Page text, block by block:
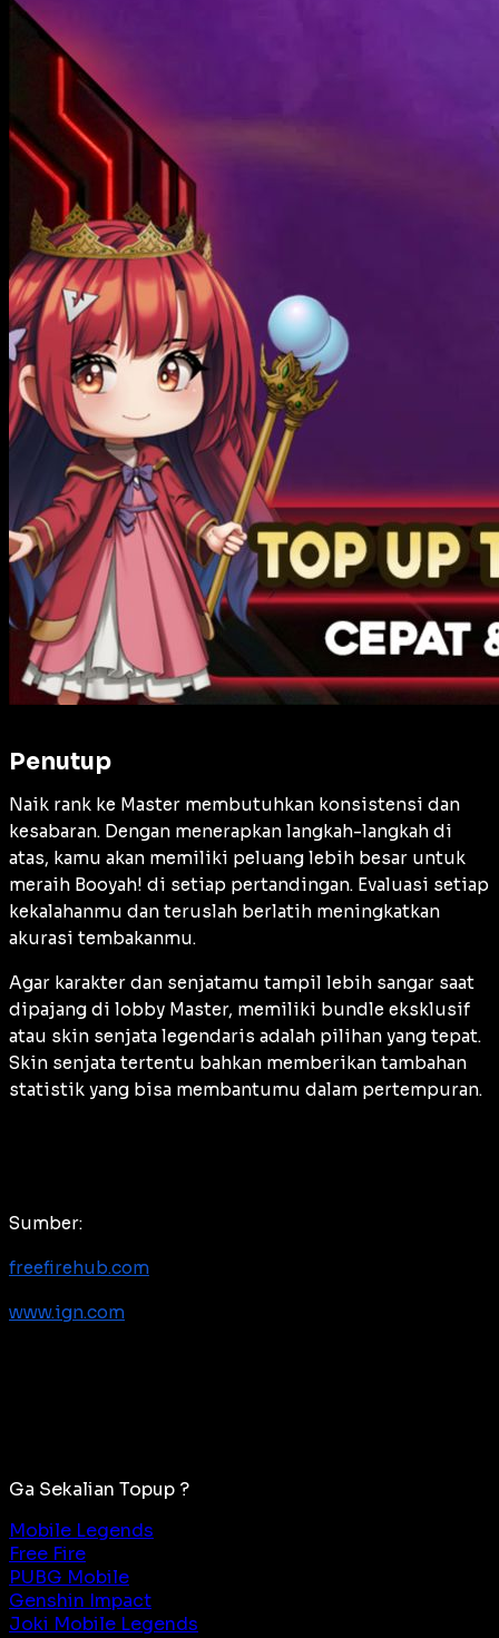
Penutup
Naik rank ke Master membutuhkan konsistensi dan
kesabaran. Dengan menerapkan langkah-langkah di
atas, kamu akan memiliki peluang lebih besar untuk
meraih Booyah! di setiap pertandingan. Evaluasi setiap
kekalahanmu dan teruslah berlatih meningkatkan
akurasi tembakanmu.
Agar karakter dan senjatamu tampil lebih sangar saat
dipajang di lobby Master, memiliki bundle eksklusif
atau skin senjata legendaris adalah pilihan yang tepat.
Skin senjata tertentu bahkan memberikan tambahan
statistik yang bisa membantumu dalam pertempuran.
Sumber:
freefirehub.com
www.ign.com
Ga Sekalian Topup ?
Mobile Legends
Free Fire
PUBG Mobile
Genshin Impact
Joki Mobile Legends